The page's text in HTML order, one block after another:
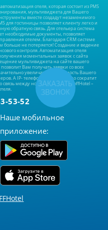
отеля, которая состоит из PMS
мультивиджета для Вашего
вместе создадут незаменимого
для гостиницы позволяет клиенту легко и
обратную связь. Для отельера система
необходимые документы, позволяет
отелем. Благодаря CRM системе
не потеряется! Создание и ведение
контроля. Автоматизация отеля
моментальных заявок с сайта
мультивиджета на сайте вашего
Вам получать заявки со всех
увеличат заполняемость Вашего
А IP- телефония значительно сократит
связь между номерами отеля. CloffHotel –
53-52
Наше мобильное
приложение:
ЗАКАЗАТЬ